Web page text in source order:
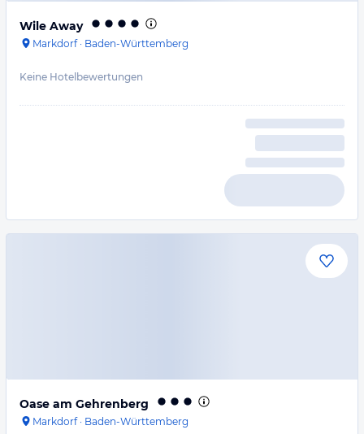
Wile Away
Markdorf· Baden-Württemberg
Keine Hotelbewertungen
Oase am Gehrenberg
Markdorf· Baden-Württemberg